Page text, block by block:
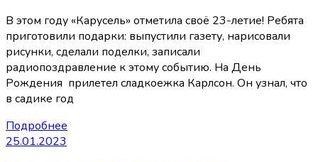
В этом году «Карусель» отметила своё 23-летие! Ребята
приготовили подарки: выпустили газету, нарисовали
рисунки, сделали поделки, записали
радиопоздравление к этому событию. На День
Рождения прилетел сладкоежка Карлсон. Он узнал, что
в садике год
Подробнее
25.01.2023